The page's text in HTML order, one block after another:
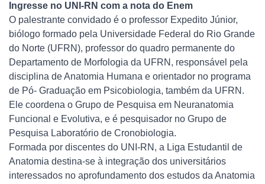
Ingresse no UNI-RN com a nota do Enem
O palestrante convidado é o professor Expedito Júnior,
biólogo formado pela Universidade Federal do Rio Grande
do Norte (UFRN), professor do quadro permanente do
Departamento de Morfologia da UFRN, responsável pela
disciplina de Anatomia Humana e orientador no programa
de Pó- Graduação em Psicobiologia, também da UFRN.
Ele coordena o Grupo de Pesquisa em Neuranatomia
Funcional e Evolutiva, e é pesquisador no Grupo de
Pesquisa Laboratório de Cronobiologia.
Formada por discentes do UNI-RN, a Liga Estudantil de
Anatomia destina-se à integração dos universitários
interessados no aprofundamento dos estudos da Anatomia